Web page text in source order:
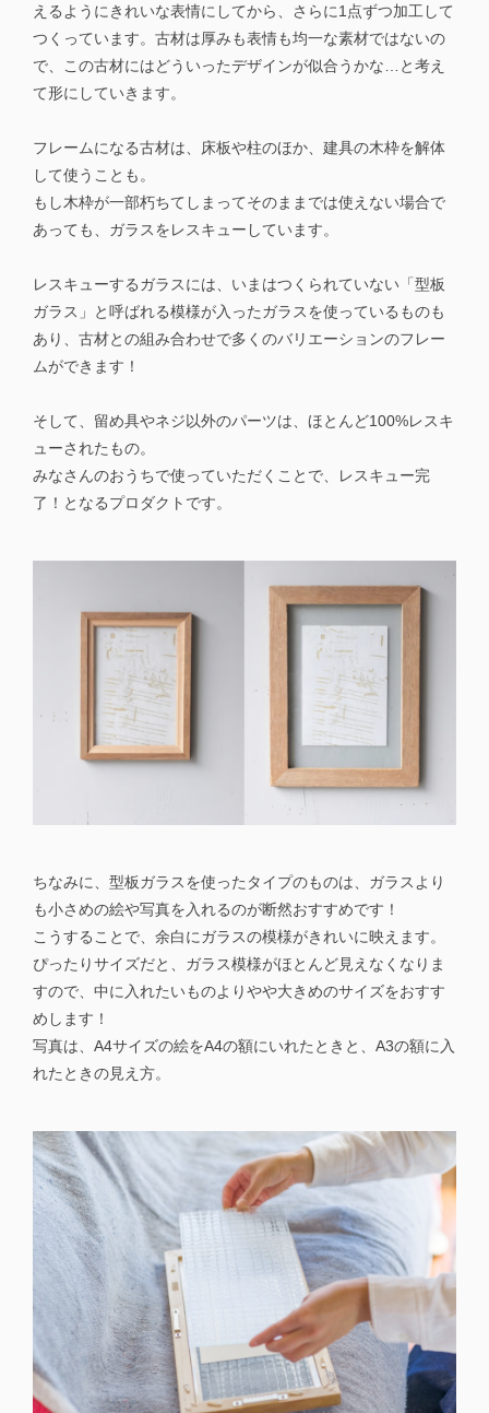
えるようにきれいな表情にしてから、さらに1点ずつ加工して
つくっています。古材は厚みも表情も均一な素材ではないの
で、この古材にはどういったデザインが似合うかな…と考え
て形にしていきます。
フレームになる古材は、床板や柱のほか、建具の木枠を解体
して使うことも。
もし木枠が一部朽ちてしまってそのままでは使えない場合で
あっても、ガラスをレスキューしています。
レスキューするガラスには、いまはつくられていない「型板
ガラス」と呼ばれる模様が入ったガラスを使っているものも
あり、古材との組み合わせで多くのバリエーションのフレー
ムができます！
そして、留め具やネジ以外のパーツは、ほとんど100%レスキ
ューされたもの。
みなさんのおうちで使っていただくことで、レスキュー完
了！となるプロダクトです。
ちなみに、型板ガラスを使ったタイプのものは、ガラスより
も小さめの絵や写真を入れるのが断然おすすめです！
こうすることで、余白にガラスの模様がきれいに映えます。
ぴったりサイズだと、ガラス模様がほとんど見えなくなりま
すので、中に入れたいものよりやや大きめのサイズをおすす
めします！
写真は、A4サイズの絵をA4の額にいれたときと、A3の額に入
れたときの見え方。